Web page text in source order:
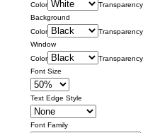
Color
Transparency
Background
Color
Transparency
Window
Color
Transparency
Font Size
Text Edge Style
Font Family